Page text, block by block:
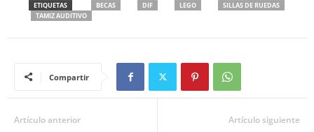
ETIQUETAS BECAS DIF LEGO
SILLAS DE RUEDAS
TAMIZ AUDITIVO
Compartir
Artículo anterior Artículo siguiente